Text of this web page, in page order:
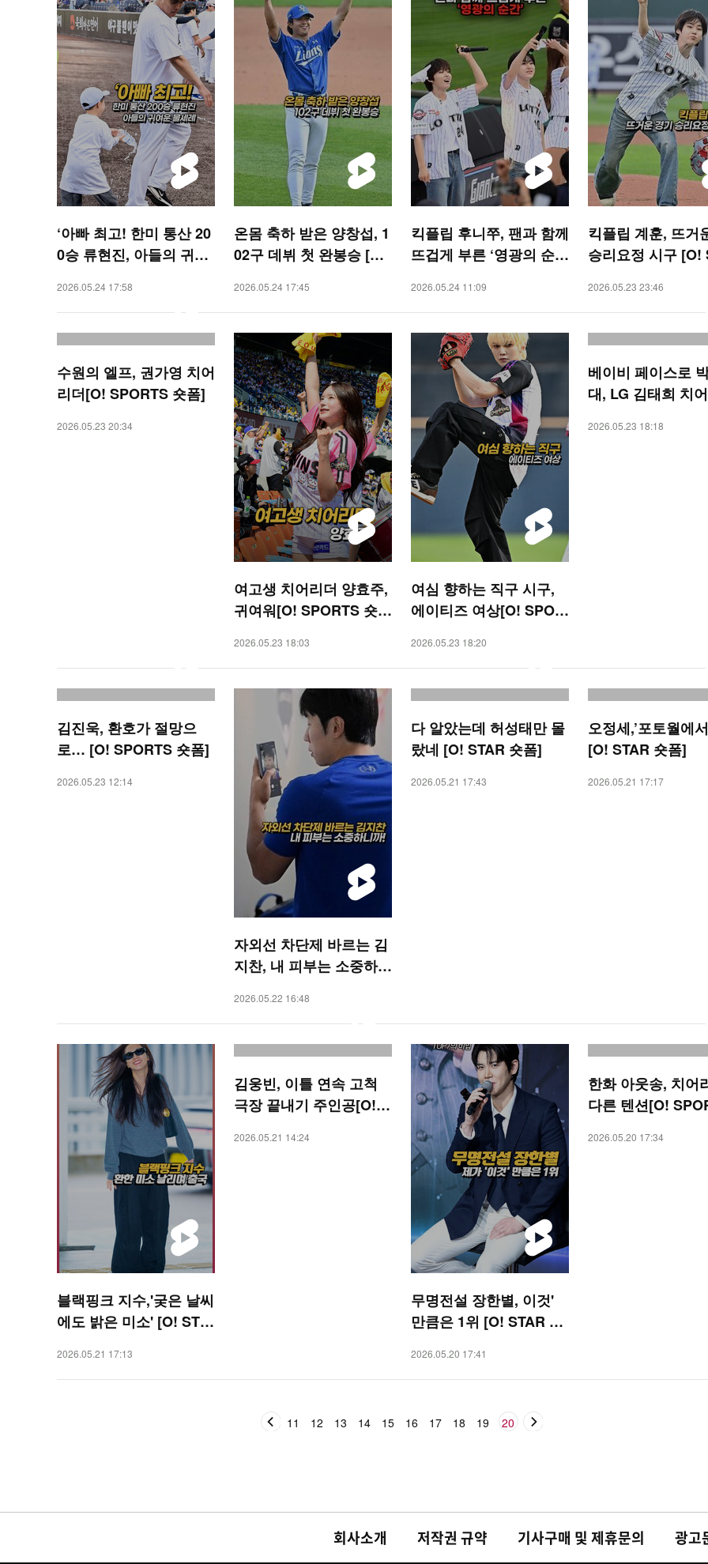
‘아빠 최고! 한미 통산 20
0승 류현진, 아들의 귀여
숏폼]
2026.05.24 17:58
온몸 축하 받은 양창섭, 1
02구 데뷔 첫 완봉승 [O!
2026.05.24 17:45
킥플립 후니쭈, 팬과 함께
뜨겁게 부른 ‘영광의 순
2026.05.24 11:09
킥플립 계훈, 뜨거
승리요정 시구 [O!
2026.05.23 23:46
수원의 엘프, 권가영 치어
리더[O! SPORTS 숏폼]
2026.05.23 20:34
여고생 치어리더 양효주,
귀여워[O! SPORTS 숏
2026.05.23 18:03
여심 향하는 직구 시구,
에이티즈 여상[O! SPOR
2026.05.23 18:20
베이비 페이스로
대, LG 김태희 치
2026.05.23 18:18
김진욱, 환호가 절망으
로… [O! SPORTS 숏폼]
2026.05.23 12:14
자외선 차단제 바르는 김
지찬, 내 피부는 소중하니
2026.05.22 16:48
다 알았는데 허성태만 몰
랐네 [O! STAR 숏폼]
2026.05.21 17:43
오정세,’포토월에
[O! STAR 숏폼]
2026.05.21 17:17
블랙핑크 지수,'궂은 날씨
에도 밝은 미소' [O! STA
2026.05.21 17:13
김웅빈, 이틀 연속 고척
극장 끝내기 주인공[O! S
2026.05.21 14:24
무명전설 장한별, 이것'
만큼은 1위 [O! STAR 숏
2026.05.20 17:41
한화 아웃송, 치어
다른 텐션[O!
2026.05.20 17:34
11 12 13 14 15 16 17 18 19 20
회사소개 저작권 규약 기사구매 및 제휴문의 광고